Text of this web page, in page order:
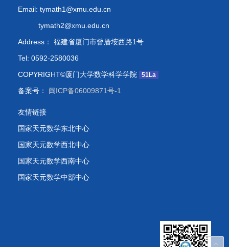
Email: tymath1@xmu.edu.cn
tymath2@xmu.edu.cn
Address： 福建省厦门市曾厝垵西路1号
Tel: 0592-2580036
COPYRIGHT©厦门大学数学科学学院
51La
备案号： 闽ICP备06009871号-1
友情链接
国家天元数学东北中心
国家天元数学西北中心
国家天元数学西南中心
国家天元数学中部中心